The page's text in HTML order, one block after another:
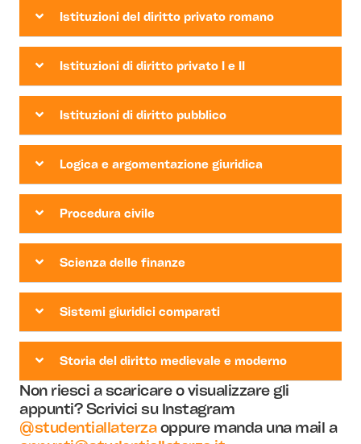
Istituzioni del diritto privato romano
Istituzioni di diritto privato I e II
Istituzioni di diritto pubblico
Logica e argomentazione giuridica
Procedura civile
Scienza delle finanze
Sistemi giuridici comparati
Storia del diritto medievale e moderno
Non riesci a scaricare o visualizzare gli
appunti? Scrivici su Instagram
@studentiallaterzaoppure manda una mail a